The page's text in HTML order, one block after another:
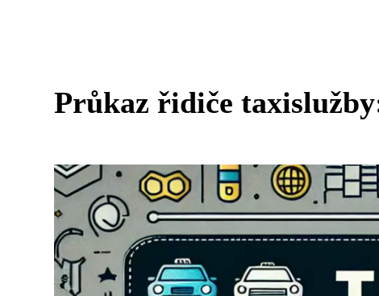
Průkaz řidiče